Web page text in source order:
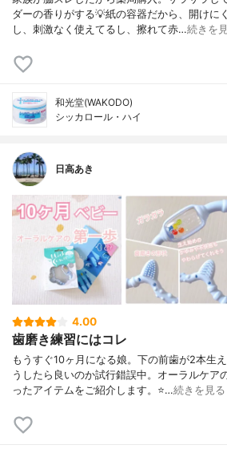
ダーの香りがする💡紙の容器だから、開けに
し、刺激なく使えてるし、擦れて赤…続きを
和光堂(WAKODO)
シッカロール・ハイ
日高あき
4.00
歯磨き練習にはコレ
もうすぐ10ヶ月になる娘。下の前歯が2本生
うしたら良いのか試行錯誤中。オーラルケア
ったアイテムをご紹介します。⭐…続きを見る